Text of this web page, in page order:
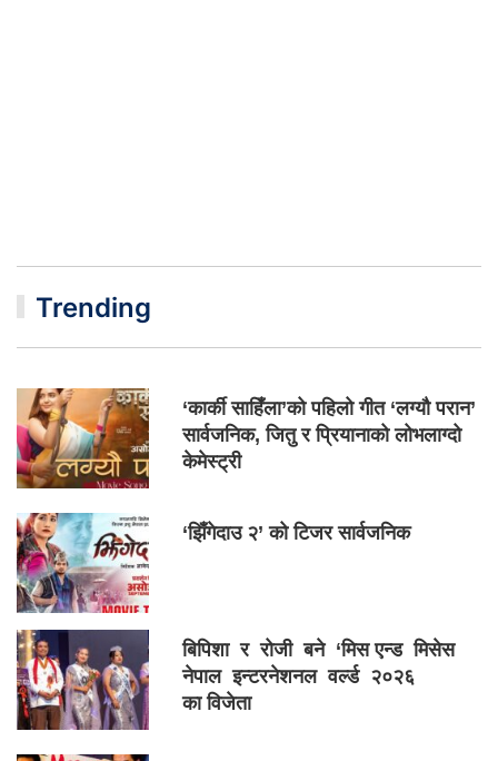
Trending
‘कार्की साहिँला’को पहिलो गीत ‘लग्यौ परान’
सार्वजनिक, जितु र प्रियानाको लोभलाग्दो
केमेस्ट्री
‘झिँगेदाउ २’ को टिजर सार्वजनिक
बिपिशा र रोजी बने ‘मिस एन्ड मिसेस
नेपाल इन्टरनेशनल वर्ल्ड २०२६
का विजेता